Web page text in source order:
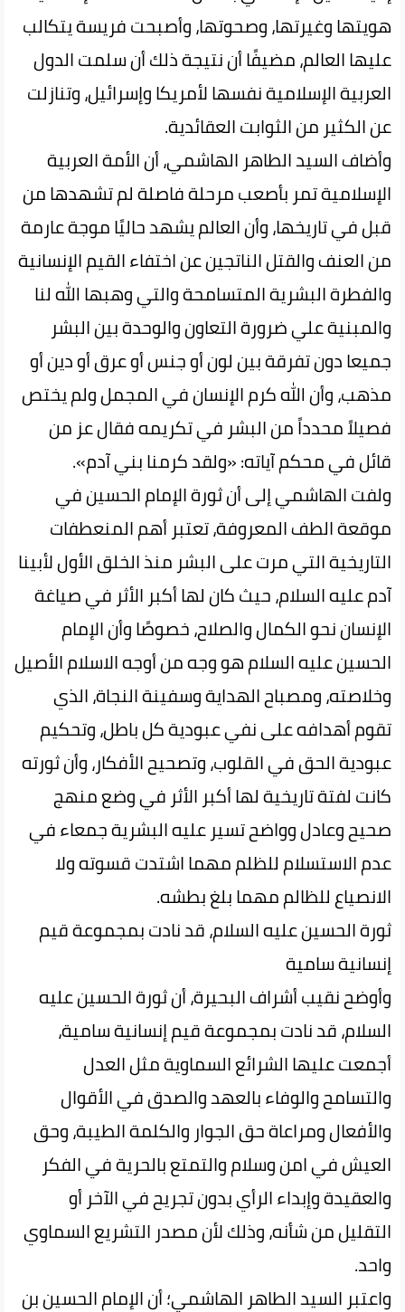
هويتها وغيرتها، وصحوتها، وأصبحت فريسة يتكالب
عليها العالم، مضيفًا أن نتيجة ذلك أن سلمت الدول
العربية الإسلامية نفسها لأمريكا وإسرائيل، وتنازلت
عن الكثير من الثوابت العقائدية.
وأضاف السيد الطاهر الهاشمي، أن الأمة العربية
الإسلامية تمر بأصعب مرحلة فاصلة لم تشهدها من
قبل في تاريخها، وأن العالم يشهد حاليًا موجة عارمة
من العنف والقتل الناتجين عن اختفاء القيم الإنسانية
والفطرة البشرية المتسامحة والتي وهبها الله لنا
والمبنية علي ضرورة التعاون والوحدة بين البشر
جميعا دون تفرقة بين لون أو جنس أو عرق أو دين أو
مذهب، وأن الله كرم الإنسان في المجمل ولم يختص
فصيلاً محدداً من البشر في تكريمه فقال عز من
قائل في محكم آياته: «ولقد كرمنا بني آدم».
ولفت الهاشمي إلى أن ثورة الإمام الحسين في
موقعة الطف المعروفة، تعتبر أهم المنعطفات
التاريخية التي مرت على البشر منذ الخلق الأول لأبينا
آدم عليه السلام، حيث كان لها أكبر الأثر في صياغة
الإنسان نحو الكمال والصلاح، خصوصًا وأن الإمام
الحسين عليه السلام هو وجه من أوجه الاسلام الأصيل
وخلاصته، ومصباح الهداية وسفينة النجاة، الذي
تقوم أهدافه على نفي عبودية كل باطل، وتحكيم
عبودية الحق في القلوب، وتصحيح الأفكار، وأن ثورته
كانت لفتة تاريخية لها أكبر الأثر في وضع منهج
صحيح وعادل وواضح تسير عليه البشرية جمعاء في
عدم الاستسلام للظلم مهما اشتدت قسوته ولا
الانصياع للظالم مهما بلغ بطشه.
ثورة الحسين عليه السلام، قد نادت بمجموعة قيم
إنسانية سامية
وأوضح نقيب أشراف البحيرة، أن ثورة الحسين عليه
السلام، قد نادت بمجموعة قيم إنسانية سامية،
أجمعت عليها الشرائع السماوية مثل العدل
والتسامح والوفاء بالعهد والصدق في الأقوال
والأفعال ومراعاة حق الجوار والكلمة الطيبة، وحق
العيش في امن وسلام والتمتع بالحرية في الفكر
والعقيدة وإبداء الرأي بدون تجريح في الآخر أو
التقليل من شأنه، وذلك لأن مصدر التشريع السماوي
واحد.
واعتبر السيد الطاهر الهاشمي؛ أن الإمام الحسين بن